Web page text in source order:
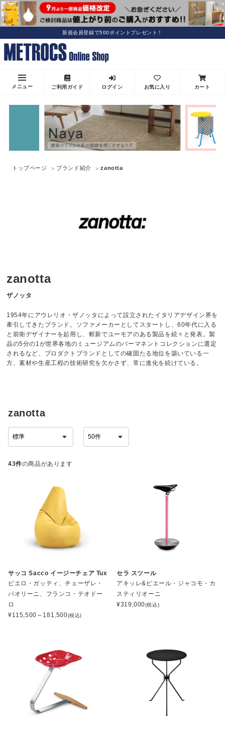
新規会員登録で500ポイントプレゼント！
メニュー ご利用ガイド ログイン お気に入り カート
トップページ ブランド紹介 zanotta
zanotta
ザノッタ
1954年にアウレリオ・ザノッタによって設立されたイタリアデザイン界を
牽引してきたブランド。ソファメーカーとしてスタートし、60年代に入る
と前衛デザイナーを起用し、斬新でユーモアのある製品を続々と発表。製
品の5分の1が世界各地のミュージアムのパーマネントコレクションに選定
されるなど、プロダクトブランドとしての確固たる地位を築いている一
方、素材や生産工程の技術研究を欠かさず、常に進化を続けている。
zanotta
43件の商品があります
サッコ Sacco イージーチェア Tux
ピエロ・ガッティ、チェーザレ・
パオリーニ、フランコ・テオドー
ロ
¥115,500～181,500(税込)
セラ スツール
アキッレ&ピエール・ジャコモ・カ
スティリオーニ
¥319,000(税込)